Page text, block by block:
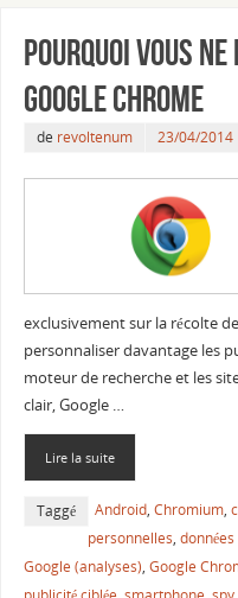
Pourquoi vous
Google Chrome
de revoltenum 23/04/2014
exclusivement sur la récolte
personnaliser davantage les
moteur de recherche et les
clair, Google …
Lire la suite
Taggé Android, Chromium,
personnelles, données
Google (analyses), Google